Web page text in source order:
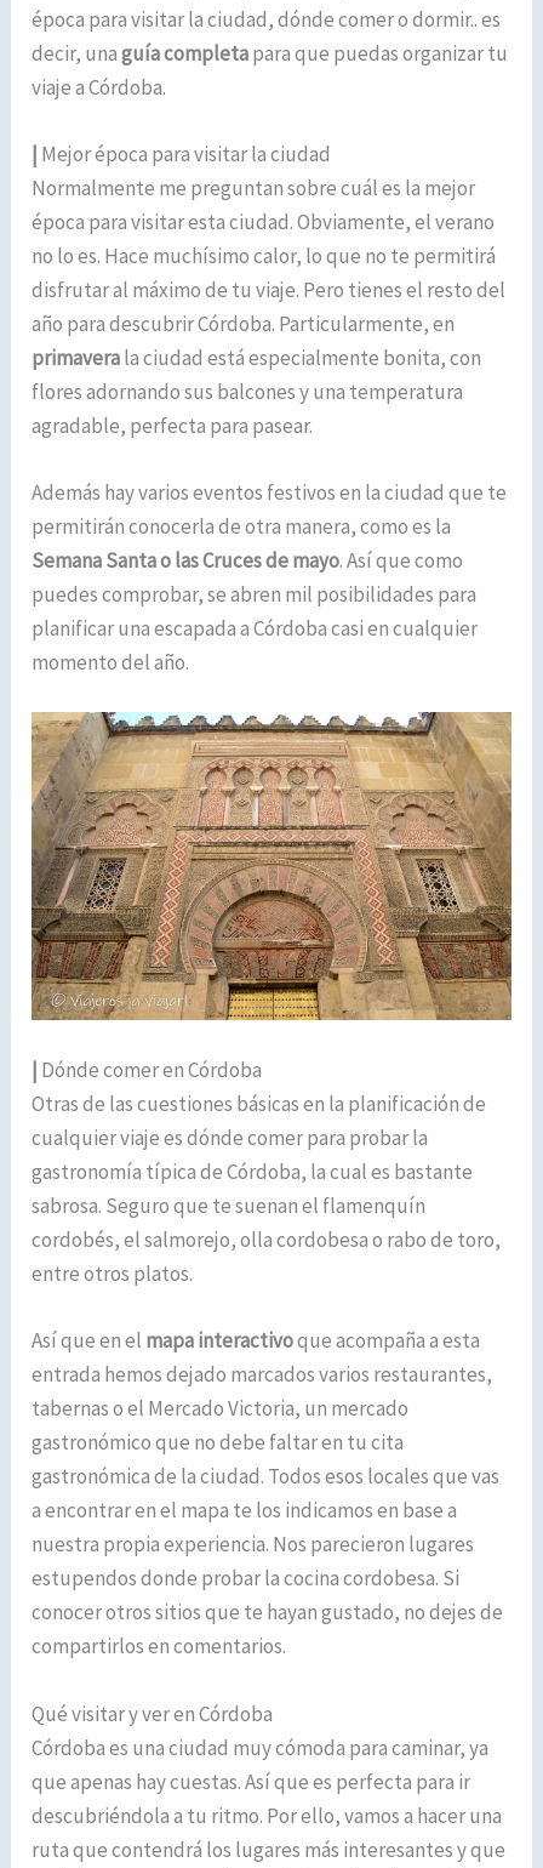
época para visitar la ciudad, dónde comer o dormir.. es
decir, unaguía completapara que puedas organizar tu
viaje a Córdoba.
| Mejor época para visitar la ciudad
Normalmente me preguntan sobre cuál es la mejor
época para visitar esta ciudad. Obviamente, el verano
no lo es. Hace muchísimo calor, lo que no te permitirá
disfrutar al máximo de tu viaje. Pero tienes el resto del
año para descubrir Córdoba. Particularmente, en
primaverala ciudad está especialmente bonita, con
flores adornando sus balcones y una temperatura
agradable, perfecta para pasear.
Además hay varios eventos festivos en la ciudad que te
permitirán conocerla de otra manera, como es la
Semana Santa o las Cruces de mayo. Así que como
puedes comprobar, se abren mil posibilidades para
planificar una escapada a Córdoba casi en cualquier
momento del año.
| Dónde comer en Córdoba
Otras de las cuestiones básicas en la planificación de
cualquier viaje es dónde comer para probar la
gastronomía típica de Córdoba, la cual es bastante
sabrosa. Seguro que te suenan el flamenquín
cordobés, el salmorejo, olla cordobesa o rabo de toro,
entre otros platos.
Así que en el mapa interactivoque acompaña a esta
entrada hemos dejado marcados varios restaurantes,
tabernas o el Mercado Victoria, un mercado
gastronómico que no debe faltar en tu cita
gastronómica de la ciudad. Todos esos locales que vas
a encontrar en el mapa te los indicamos en base a
nuestra propia experiencia. Nos parecieron lugares
estupendos donde probar la cocina cordobesa. Si
conocer otros sitios que te hayan gustado, no dejes de
compartirlos en comentarios.
Qué visitar y ver en Córdoba
Córdoba es una ciudad muy cómoda para caminar, ya
que apenas hay cuestas. Así que es perfecta para ir
descubriéndola a tu ritmo. Por ello, vamos a hacer una
ruta que contendrá los lugares más interesantes y que